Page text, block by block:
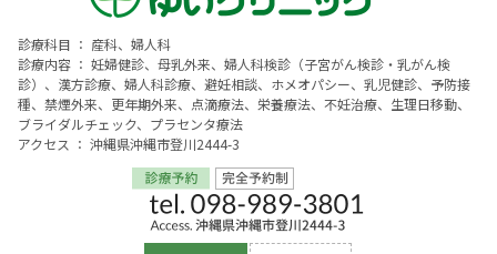
診療科目 ： 産科、婦人科
診療内容 ： 妊婦健診、母乳外来、婦人科検診（子宮がん検診・乳がん検
診）、漢方診療、婦人科診療、避妊相談、ホメオパシー、乳児健診、予防接
種、禁煙外来、更年期外来、点滴療法、栄養療法、不妊治療、生理日移動、
ブライダルチェック、プラセンタ療法
アクセス ： 沖縄県沖縄市登川2444-3